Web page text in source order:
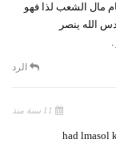
مال الشعب لذا فهو
الله ينصر
الرد
had lmasol